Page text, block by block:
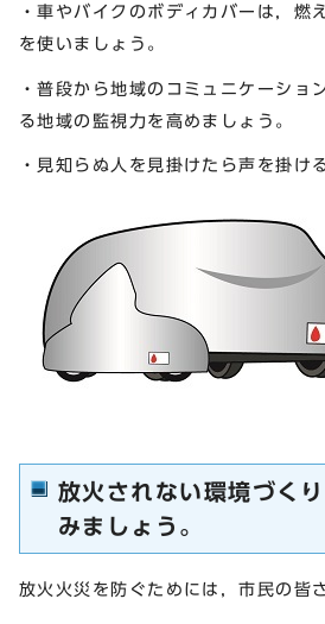
・車やバイクのボディカバーは，燃
を使いましょう。
・普段から地域のコミュニケーショ
る地域の監視力を高めましょう。
・見知らぬ人を見掛けたら声を掛け
放火されない環境づく
みましょう。
放火火災を防ぐためには，市民の皆